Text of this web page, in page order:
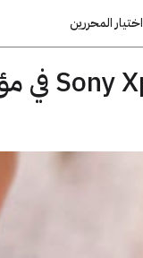
اختيار المحررين